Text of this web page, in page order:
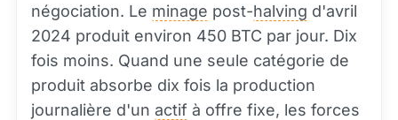
négociation. Le minage post-halving d'avril
2024 produit environ 450 BTC par jour. Dix
fois moins. Quand une seule catégorie de
produit absorbe dix fois la production
journalière d'un actif à offre fixe, les forces